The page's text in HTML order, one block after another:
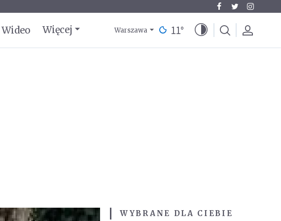
Wideo Więcej Warszawa 11°
WYBRANE DLA CIEBIE